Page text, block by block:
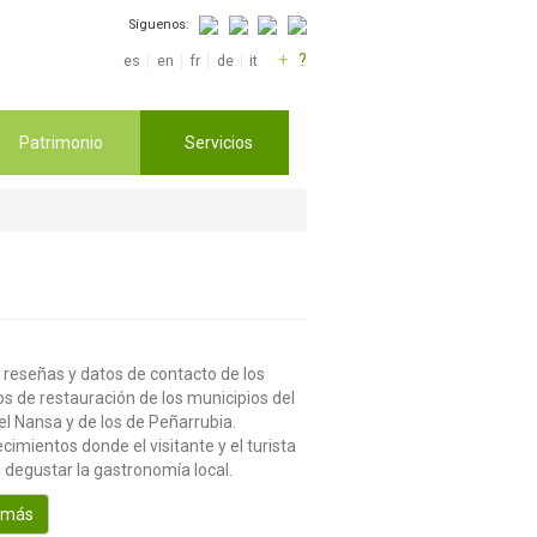
Síguenos:
es en fr de it + ?
Patrimonio Servicios
reseñas y datos de contacto de los
de restauración de los municipios del
Nansa y de los de Peñarrubia.
donde el visitante y el turista
la gastronomía local.